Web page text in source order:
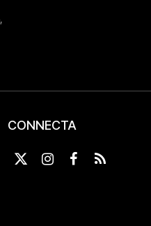
CONNECTA
X
InstagramFacebook
RSS